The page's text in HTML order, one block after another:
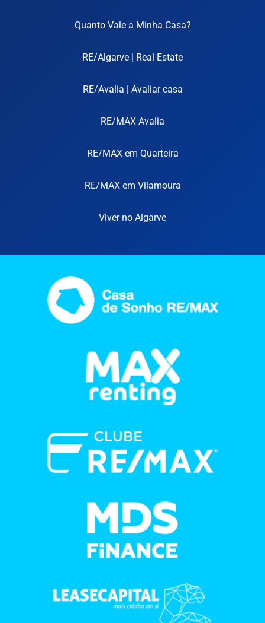
Quanto Vale a Minha Casa?
RE/Algarve | Real Estate
RE/Avalia | Avaliar casa
RE/MAX Avalia
RE/MAX em Quarteira
RE/MAX em Vilamoura
Viver no Algarve